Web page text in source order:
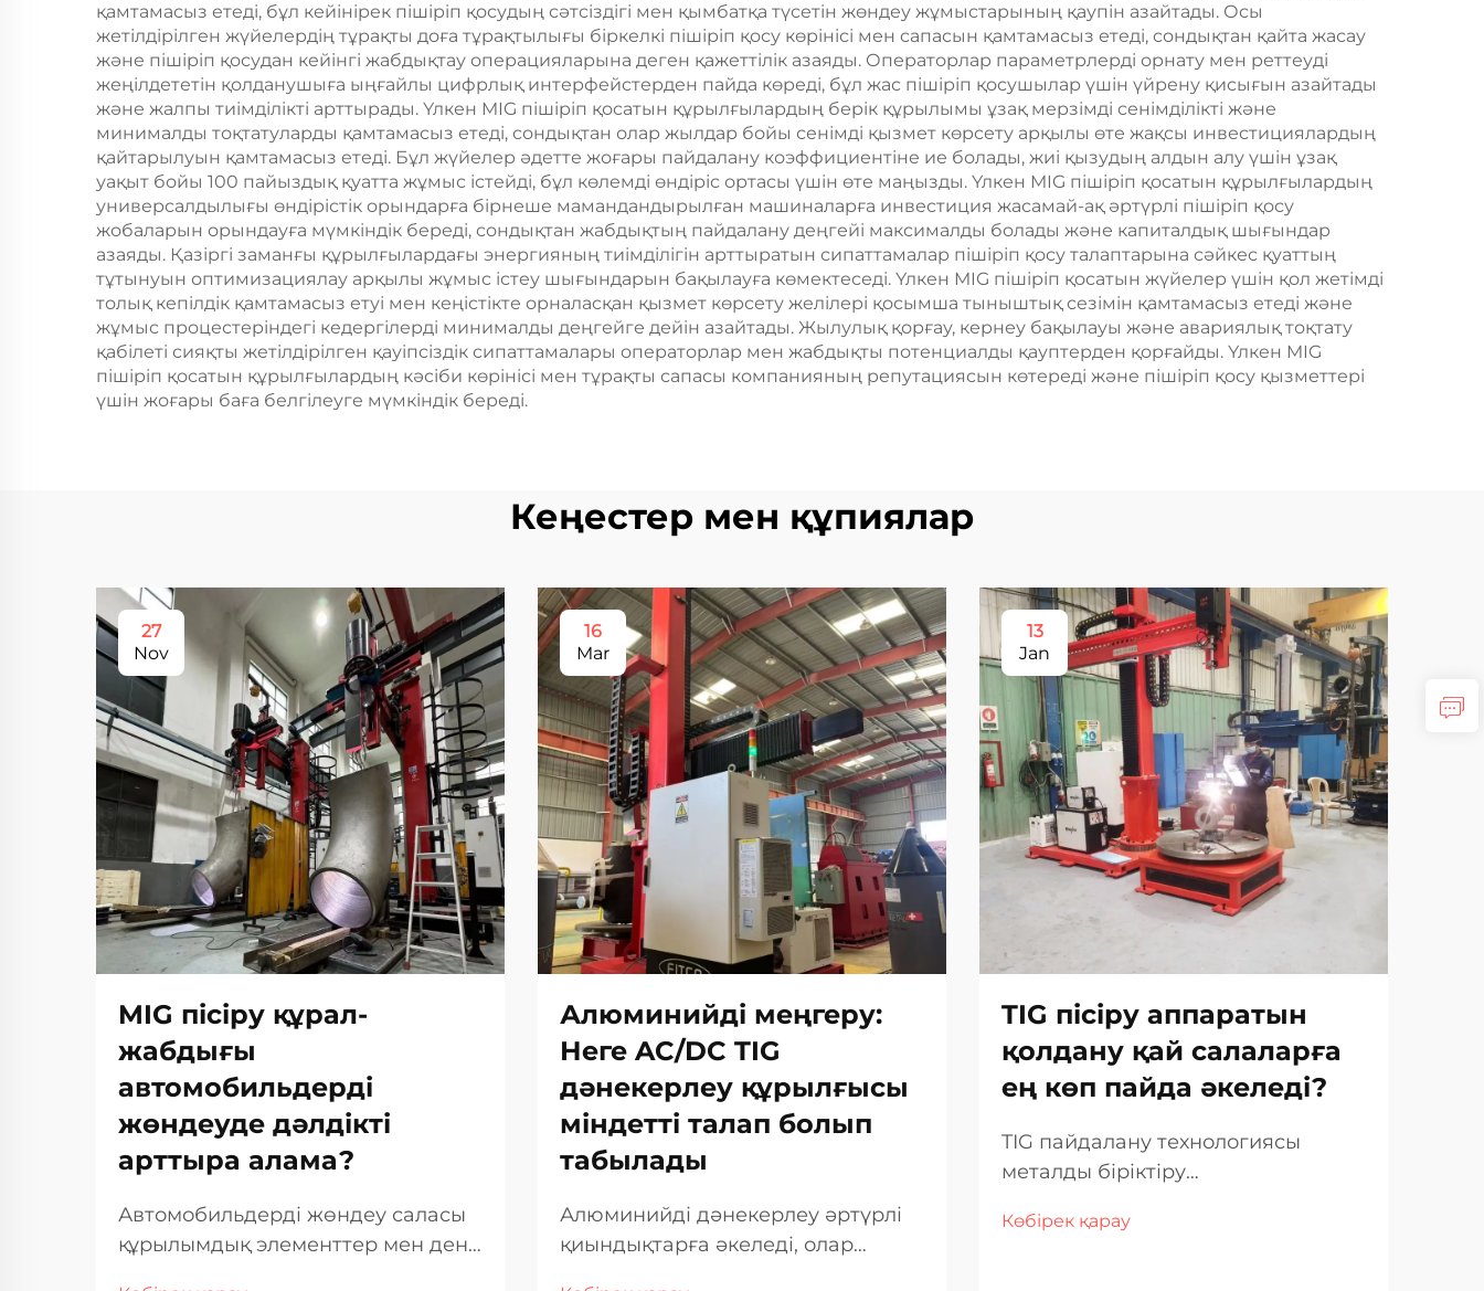
қамтамасыз етеді, бұл кейінірек пішіріп қосудың сәтсіздігі мен қымбатқа түсетін жөндеу жұмыстарының қаупін азайтады. Осы
жетілдірілген жүйелердің тұрақты доға тұрақтылығы біркелкі пішіріп қосу көрінісі мен сапасын қамтамасыз етеді, сондықтан қайта жасау
және пішіріп қосудан кейінгі жабдықтау операцияларына деген қажеттілік азаяды. Операторлар параметрлерді орнату мен реттеуді
жеңілдететін қолданушыға ыңғайлы цифрлық интерфейстерден пайда көреді, бұл жас пішіріп қосушылар үшін үйрену қисығын азайтады
және жалпы тиімділікті арттырады. Үлкен MIG пішіріп қосатын құрылғылардың берік құрылымы ұзақ мерзімді сенімділікті және
минималды тоқтатуларды қамтамасыз етеді, сондықтан олар жылдар бойы сенімді қызмет көрсету арқылы өте жақсы инвестициялардың
қайтарылуын қамтамасыз етеді. Бұл жүйелер әдетте жоғары пайдалану коэффициентіне ие болады, жиі қызудың алдын алу үшін ұзақ
уақыт бойы 100 пайыздық қуатта жұмыс істейді, бұл көлемді өндіріс ортасы үшін өте маңызды. Үлкен MIG пішіріп қосатын құрылғылардың
универсалдылығы өндірістік орындарға бірнеше мамандандырылған машиналарға инвестиция жасамай-ақ әртүрлі пішіріп қосу
жобаларын орындауға мүмкіндік береді, сондықтан жабдықтың пайдалану деңгейі максималды болады және капиталдық шығындар
азаяды. Қазіргі заманғы құрылғылардағы энергияның тиімділігін арттыратын сипаттамалар пішіріп қосу талаптарына сәйкес қуаттың
тұтынуын оптимизациялау арқылы жұмыс істеу шығындарын бақылауға көмектеседі. Үлкен MIG пішіріп қосатын жүйелер үшін қол жетімді
толық кепілдік қамтамасыз етуі мен кеңістікте орналасқан қызмет көрсету желілері қосымша тыныштық сезімін қамтамасыз етеді және
жұмыс процестеріндегі кедергілерді минималды деңгейге дейін азайтады. Жылулық қорғау, кернеу бақылауы және авариялық тоқтату
қабілеті сияқты жетілдірілген қауіпсіздік сипаттамалары операторлар мен жабдықты потенциалды қауптерден қорғайды. Үлкен MIG
пішіріп қосатын құрылғылардың кәсіби көрінісі мен тұрақты сапасы компанияның репутациясын көтереді және пішіріп қосу қызметтері
үшін жоғары баға белгілеуге мүмкіндік береді.
Кеңестер мен құпиялар
27
Nov
MIG пісіру құрал-
жабдығы
автомобильдерді
жөндеуде дәлдікті
арттыра алама?
Автомобильдерді жөндеу саласы
құрылымдық элементтер мен дене
16
Mar
Алюминийді меңгеру:
Неге AC/DC TIG
дәнекерлеу құрылғысы
міндетті талап болып
табылады
Алюминийді дәнекерлеу әртүрлі
қиындықтарға әкеледі, олар
13
Jan
TIG пісіру аппаратын
қолдану қай салаларға
ең көп пайда әкеледі?
TIG пайдалану технологиясы
металды біріктіру
сапаны ұсына отырып, көптеген
Көбірек қарау